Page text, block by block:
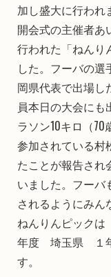
加し盛大に行われ
開会式の主催者あ
行われた「ねんり
した。フーバの
岡県代表で出場し
員本日の大会に
ラソン10キロ（
参加されている村
たことが報告され
いました。フーバ
されるようにみん
ねんりんピック
年度 埼玉県 １
す。